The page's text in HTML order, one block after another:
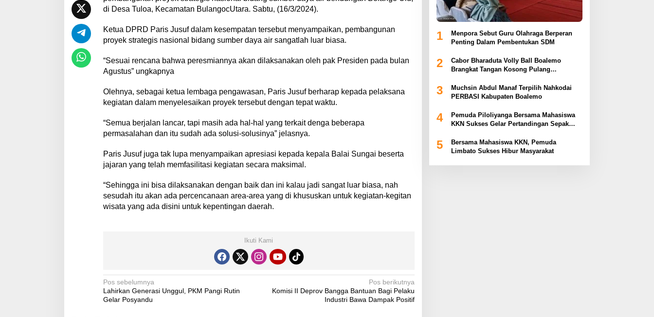
di Desa Tuloa, Kecamatan BulangocUtara. Sabtu, (16/3/2024).
Ketua DPRD Paris Jusuf dalam kesempatan tersebut menyampaikan, pembangunan
proyek strategis nasional bidang sumber daya air sangatlah luar biasa.
“Sesuai rencana bahwa peresmiannya akan dilaksanakan oleh pak Presiden pada bulan
Agustus” ungkapnya
Olehnya, sebagai ketua lembaga pengawasan, Paris Jusuf berharap kepada pelaksana
kegiatan dalam menyelesaikan proyek tersebut dengan tepat waktu.
“Semua berjalan lancar, tapi masih ada hal-hal yang terkait denga beberapa
permasalahan dan itu sudah ada solusi-solusinya” jelasnya.
Paris Jusuf juga tak lupa menyampaikan apresiasi kepada kepala Balai Sungai beserta
jajaran yang telah memfasilitasi kegiatan secara maksimal.
“Sehingga ini bisa dilaksanakan dengan baik dan ini kalau jadi sangat luar biasa, nah
sesudah itu akan ada percencanaan area-area yang di khususkan untuk kegiatan-kegitan
wisata yang ada disini untuk kepentingan daerah.
Ikuti Kami
N
a
Pos sebelumnya
Lahirkan Generasi Unggul, PKM Pangi Rutin
Gelar Posyandu
Pos berikutnya
Komisi II Deprov Bangga Bantuan Bagi Pelaku
Industri Bawa Dampak Positif
1
Menpora Sebut Guru Olahraga Berperan
Penting Dalam Pembentukan SDM
2
Cabor Bharaduta Volly Ball Boalemo
Brangkat Tangan Kosong Pulang
3
Muchsin Abdul Manaf Terpilih Nahkodai
PERBASI Kabupaten Boalemo
4
Pemuda Piloliyanga Bersama Mahasiswa
KKN Sukses Gelar Pertandingan Sepak
5
Bersama Mahasiswa KKN, Pemuda
Limbato Sukses Hibur Masyarakat